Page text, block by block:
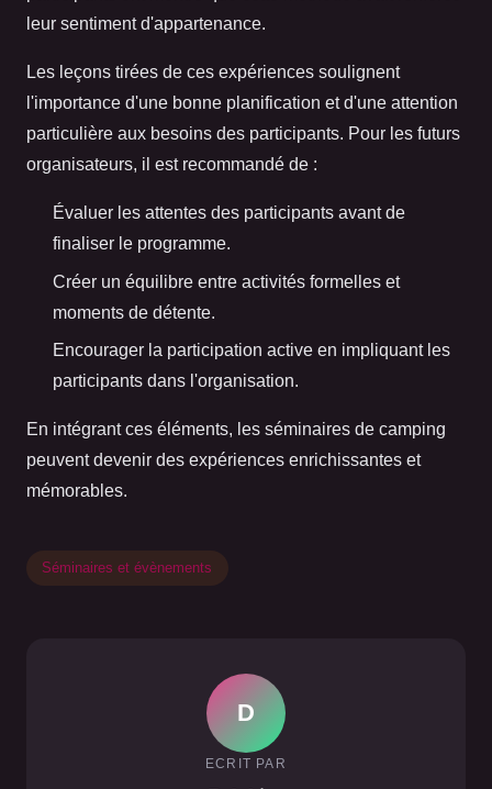
leur sentiment d'appartenance.
Les leçons tirées de ces expériences soulignent
l'importance d'une bonne planification et d'une attention
particulière aux besoins des participants. Pour les futurs
organisateurs, il est recommandé de :
Évaluer les attentes des participants avant de
finaliser le programme.
Créer un équilibre entre activités formelles et
moments de détente.
Encourager la participation active en impliquant les
participants dans l'organisation.
En intégrant ces éléments, les séminaires de camping
peuvent devenir des expériences enrichissantes et
mémorables.
Séminaires et évènements
D
ECRIT PAR